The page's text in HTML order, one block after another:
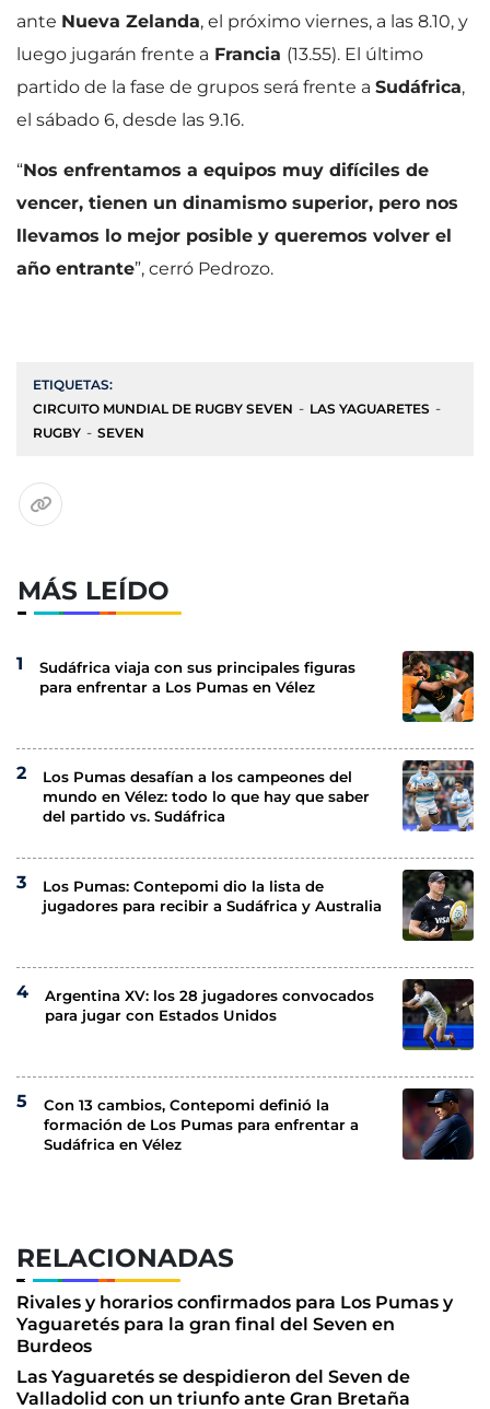
ante Nueva Zelanda, el próximo viernes, a las 8.10, y
luego jugarán frente a Francia (13.55). El último
partido de la fase de grupos será frente a Sudáfrica,
el sábado 6, desde las 9.16.
“Nos enfrentamos a equipos muy difíciles de
vencer, tienen un dinamismo superior, pero nos
llevamos lo mejor posible y queremos volver el
año entrante”, cerró Pedrozo.
ETIQUETAS:
CIRCUITO MUNDIAL DE RUGBY SEVEN
LAS YAGUARETES
RUGBY
SEVEN
RELACIONADAS
Rivales y horarios confirmados para Los Pumas y
Yaguaretés para la gran final del Seven en
Burdeos
Las Yaguaretés se despidieron del Seven de
Valladolid con un triunfo ante Gran Bretaña
MÁS LEÍDO
Sudáfrica viaja con sus principales figuras
para enfrentar a Los Pumas en Vélez
Los Pumas desafían a los campeones del
mundo en Vélez: todo lo que hay que saber
del partido vs. Sudáfrica
Los Pumas: Contepomi dio la lista de
jugadores para recibir a Sudáfrica y Australia
Argentina XV: los 28 jugadores convocados
para jugar con Estados Unidos
Con 13 cambios, Contepomi definió la
formación de Los Pumas para enfrentar a
Sudáfrica en Vélez